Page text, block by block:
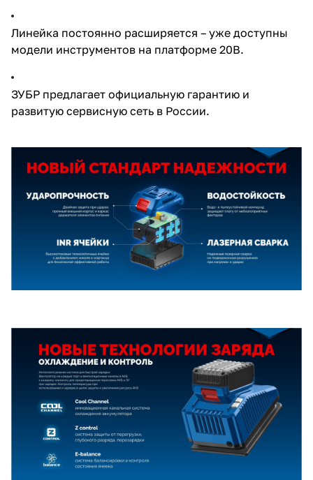
Линейка постоянно расширяется – уже доступны
модели инструментов на платформе 20В.
ЗУБР предлагает официальную гарантию и
развитую сервисную сеть в России.